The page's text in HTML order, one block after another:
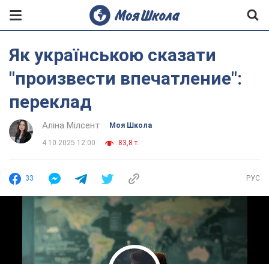
Як українською сказати
"произвести впечатление":
переклад
Аліна Мілсент Моя Школа
4.10.2025 12:00 83,8 т.
33 РУС